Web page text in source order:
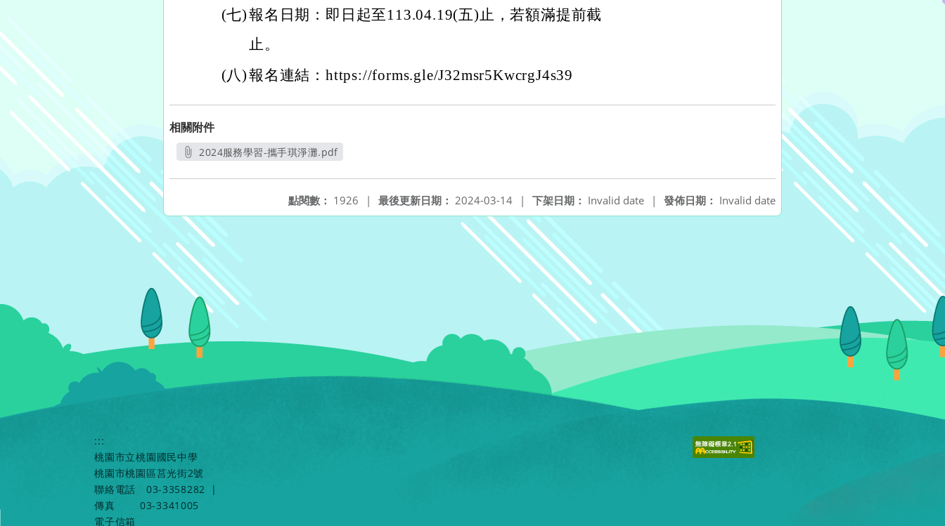
(七)報名日期：即日起至113.04.19(五)止，若額滿提前截
止。
(八)報名連結：https://forms.gle/J32msr5KwcrgJ4s39
相關附件
2024服務學習-攜手琪淨灘.pdf
發佈日期： Invalid date
下架日期： Invalid date |
最後更新日期： 2024-03-14 |
點閱數： 1926 |
:::
桃園市立桃園國民中學
桃園市桃園區莒光街2號
聯絡電話
03-3358282
|
傳真
03-3341005
電子信箱